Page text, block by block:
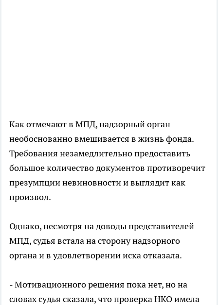
Как отмечают в МПД, надзорный орган
необоснованно вмешивается в жизнь фонда.
Требования незамедлительно предоставить
большое количество документов противоречит
презумпции невиновности и выглядит как
произвол.
Однако, несмотря на доводы представителей
МПД, судья встала на сторону надзорного
органа и в удовлетворении иска отказала.
- Мотивационного решения пока нет, но на
словах судья сказала, что проверка НКО имела